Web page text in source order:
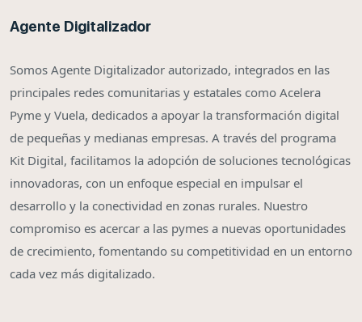
Agente Digitalizador
Somos Agente Digitalizador autorizado, integrados en las
principales redes comunitarias y estatales como Acelera
Pyme y Vuela, dedicados a apoyar la transformación digital
de pequeñas y medianas empresas. A través del programa
Kit Digital, facilitamos la adopción de soluciones tecnológicas
innovadoras, con un enfoque especial en impulsar el
desarrollo y la conectividad en zonas rurales. Nuestro
compromiso es acercar a las pymes a nuevas oportunidades
de crecimiento, fomentando su competitividad en un entorno
cada vez más digitalizado.